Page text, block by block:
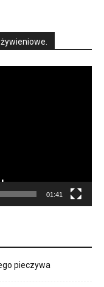
01:41
pieczywa